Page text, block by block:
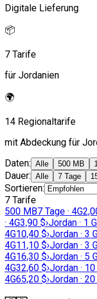
Digitale Lieferung
📦
7 Tarife
für Jordanien
🌍
14 Regionaltarife
mit Abdeckung für
Daten: Alle 500 MB
Dauer: Alle 7 Tage
Sortieren:
7 Tarife
500 MB7 Tage · 4G
· 4G3,90 $›Jordan · 1
4G10,40 $›Jordan · 3
4G11,10 $›Jordan · 3
4G16,30 $›Jordan · 5
4G32,60 $›Jordan ·
4G65,20 $›Jordan ·